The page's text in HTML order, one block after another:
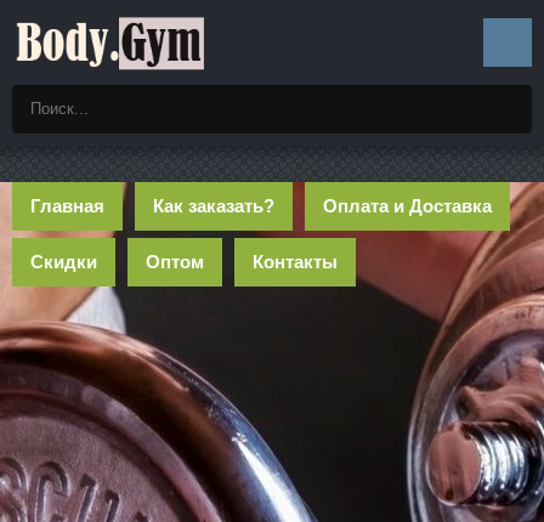
Главная Как заказать? Оплата и Доставка
Скидки Оптом Контакты